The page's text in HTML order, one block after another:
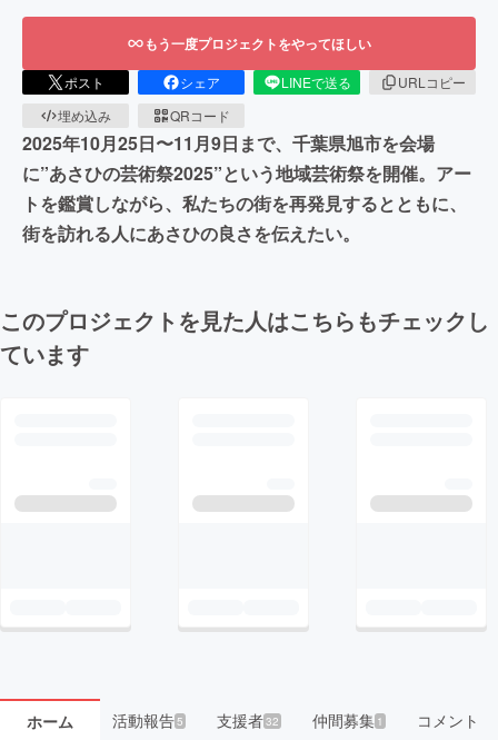
もう一度プロジェクトをやってほしい
ポスト シェア LINEで送る
URLコピー
埋め込み
QRコード
2025年10月25日〜11月9日まで、千葉県旭市を会場
に”あさひの芸術祭2025”という地域芸術祭を開催。アー
トを鑑賞しながら、私たちの街を再発見するとともに、
街を訪れる人にあさひの良さを伝えたい。
このプロジェクトを見た人はこちらもチェックし
ています
ホーム 活動報告5 支援者32 仲間募集 1 コメント